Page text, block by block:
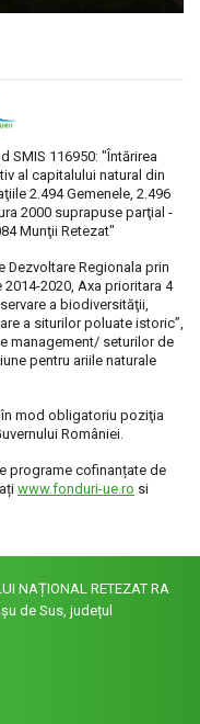
SMIS 116950: "Întărirea
al capitalului natural din
2.494 Gemenele, 2.496
2000 suprapuse parţial -
Munţii Retezat"
Dezvoltare Regionala prin
2020, Axa prioritara 4
a biodiversităţii,
a siturilor poluate istoric”,
management/ seturilor de
pentru ariile naturale
mod obligatoriu poziţia
României.
programe cofinanțate de
www.fonduri-ue.ro si
NAȚIONAL RETEZAT RA
de Sus, județul